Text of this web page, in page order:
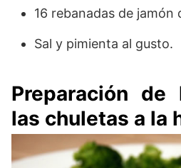
16 rebanadas de jamón
Sal y pimienta al gusto.
Preparación
las chuletas a la